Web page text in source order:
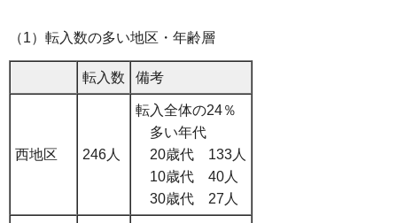
（1）転入数の多い地区・年齢層
転入数 備考
西地区 246人
転入全体の24％
多い年代
20歳代 133人
10歳代 40人
30歳代 27人